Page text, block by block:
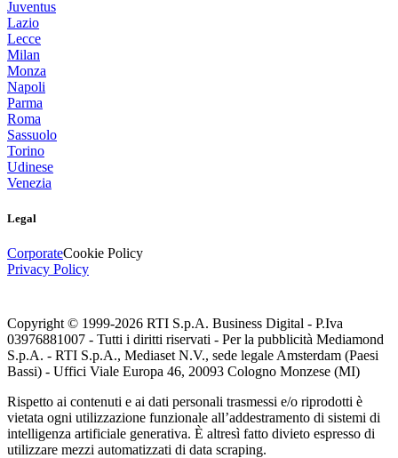
Juventus
Lazio
Lecce
Milan
Monza
Napoli
Parma
Roma
Sassuolo
Torino
Udinese
Venezia
Legal
CorporateCookie Policy
Privacy Policy
Copyright © 1999-2026 RTI S.p.A. Business Digital - P.Iva
03976881007 - Tutti i diritti riservati - Per la pubblicità Mediamond
S.p.A. - RTI S.p.A., Mediaset N.V., sede legale Amsterdam (Paesi
Bassi) - Uffici Viale Europa 46, 20093 Cologno Monzese (MI)
Rispetto ai contenuti e ai dati personali trasmessi e/o riprodotti è
vietata ogni utilizzazione funzionale all’addestramento di sistemi di
intelligenza artificiale generativa. È altresì fatto divieto espresso di
utilizzare mezzi automatizzati di data scraping.